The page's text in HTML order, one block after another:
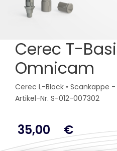
Cerec T-
Omnicam
Cerec L-Block • Scankappe
Artikel-Nr. S-012-007302
35,00 €